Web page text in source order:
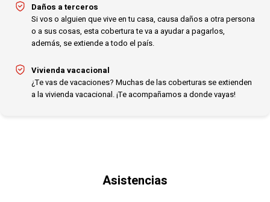
Daños a terceros
Si vos o alguien que vive en tu casa, causa daños a otra persona
o a sus cosas, esta cobertura te va a ayudar a pagarlos,
además, se extiende a todo el país.
Vivienda vacacional
¿Te vas de vacaciones? Muchas de las coberturas se extienden
a la vivienda vacacional. ¡Te acompañamos a donde vayas!
Asistencias